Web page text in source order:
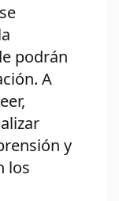
podrán
A
y
los